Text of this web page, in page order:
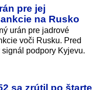
pre jej
na Rusko
urán pre jadrové
voči Rusku. Pred
podpory Kyjevu.
sa zrútil po štarte